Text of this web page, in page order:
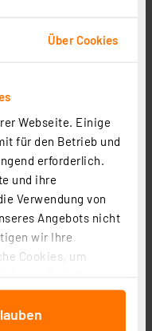
Über Cookies
Webseite. Einige
für den Betrieb und
erforderlich.
und ihre
Verwendung von
Angebots nicht
wir Ihre
Cookies, um
und die Zugriffe
Außerdem geben
Sie mehr
Sie mehr
2/3